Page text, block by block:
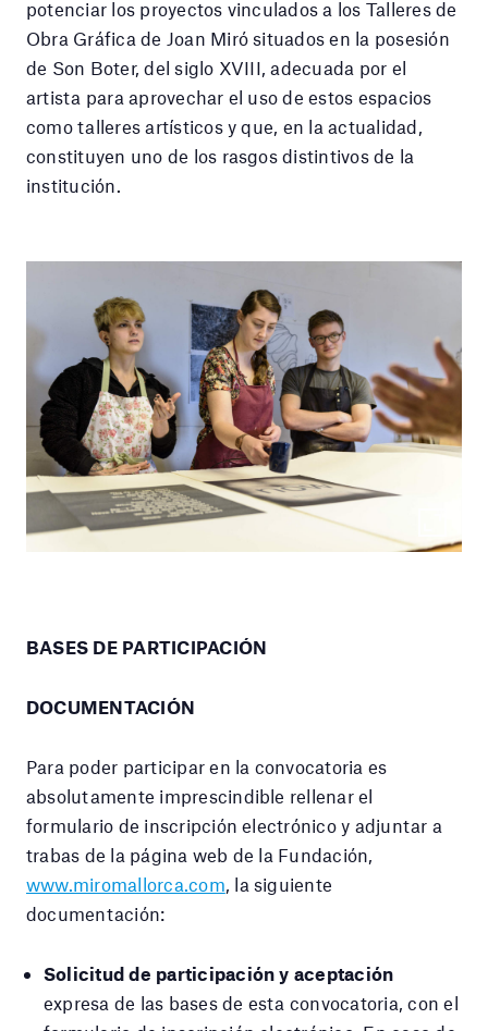
potenciar los proyectos vinculados a los Talleres de
Obra Gráfica de Joan Miró situados en la posesión
de Son Boter, del siglo XVIII, adecuada por el
artista para aprovechar el uso de estos espacios
como talleres artísticos y que, en la actualidad,
constituyen uno de los rasgos distintivos de la
institución.
BASES DE PARTICIPACIÓN
DOCUMENTACIÓN
Para poder participar en la convocatoria es
absolutamente imprescindible rellenar el
formulario de inscripción electrónico y adjuntar a
trabas de la página web de la Fundación,
www.miromallorca.com , la siguiente
documentación:
Solicitud de participación y aceptación
expresa de las bases de esta convocatoria, con el